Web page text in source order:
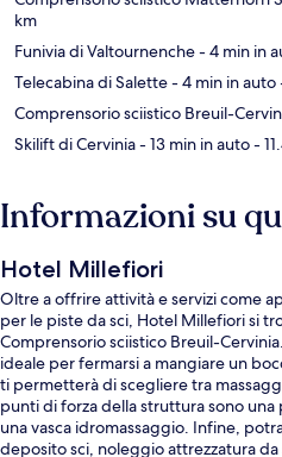
km
Funivia di Valtournenche- 4 min in
Telecabina di Salette- 4 min in auto
Comprensorio sciistico Breuil-
Skilift di Cervinia- 13 min in auto-
Informazioni su
Hotel Millefiori
Oltre a offrire attività e servizi come
per le piste da sci, Hotel Millefiori si
Comprensorio sciistico Breuil-
ideale per fermarsi a mangiare un
ti permetterà di scegliere tra
punti di forza della struttura sono
una vasca idromassaggio. Infine,
deposito sci, noleggio attrezzatura da